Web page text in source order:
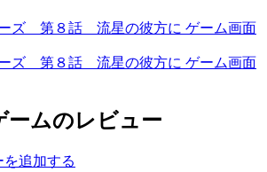
ームのレビュー
を追加する